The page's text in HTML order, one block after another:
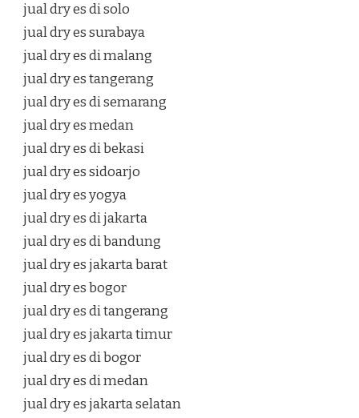
jual dry es di solo
jual dry es surabaya
jual dry es di malang
jual dry es tangerang
jual dry es di semarang
jual dry es medan
jual dry es di bekasi
jual dry es sidoarjo
jual dry es yogya
jual dry es di jakarta
jual dry es di bandung
jual dry es jakarta barat
jual dry es bogor
jual dry es di tangerang
jual dry es jakarta timur
jual dry es di bogor
jual dry es di medan
jual dry es jakarta selatan